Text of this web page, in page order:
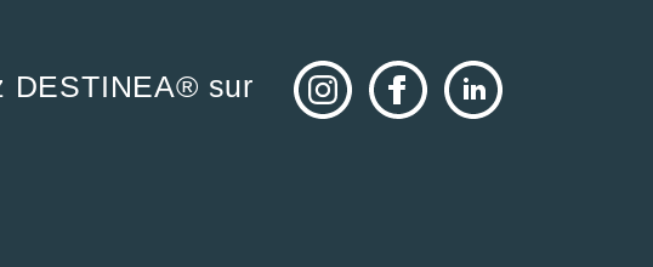
DESTINEA® sur